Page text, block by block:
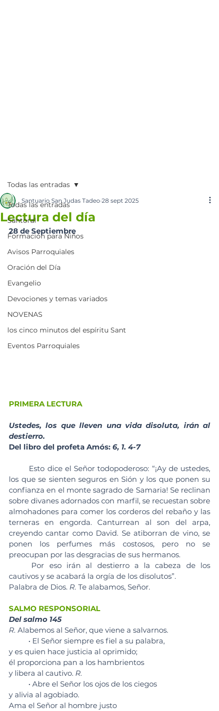
Todas las entradas
Santoral
Formación para Niños
Avisos Parroquiales
Oración del Día
Evangelio
Devociones y temas variados
NOVENAS
los cinco minutos del espíritu Sant
Eventos Parroquiales
Todas las entradas
Lectura del día
Santuario San Judas Tadeo 28 sept 2025
28 de Septiembre
PRIMERA LECTURA
Ustedes, los que lleven una vida disoluta, irán al
destierro.
Del libro del profeta Amós: 6, 1. 4-7
los que se sienten seguros en Sión y los que ponen su
confianza en el monte sagrado de Samaria! Se reclinan
sobre divanes adornados con marfil, se recuestan sobre
almohadones para comer los corderos del rebaño y las
terneras en engorda. Canturrean al son del arpa,
creyendo cantar como David. Se atiborran de vino, se
ponen los perfumes más costosos, pero no se
preocupan por las desgracias de sus hermanos.
cautivos y se acabará la orgía de los disolutos”.
Palabra de Dios. R. Te alabamos, Señor.
SALMO RESPONSORIAL
Del salmo 145
R. Alabemos al Señor, que viene a salvarnos.
	• El Señor siempre es fiel a su palabra,
y es quien hace justicia al oprimido;
él proporciona pan a los hambrientos
y libera al cautivo. R.
	• Abre el Señor los ojos de los ciegos
y alivia al agobiado.
Ama el Señor al hombre justo